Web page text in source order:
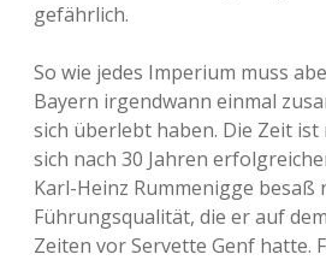
gefährlich.
So wie jedes Imperium muss
Bayern irgendwann einmal
sich überlebt haben. Die Zeit
sich nach 30 Jahren
Karl-Heinz Rummenigge besaß
Führungsqualität, die er auf
Zeiten vor Servette Genf hatte.